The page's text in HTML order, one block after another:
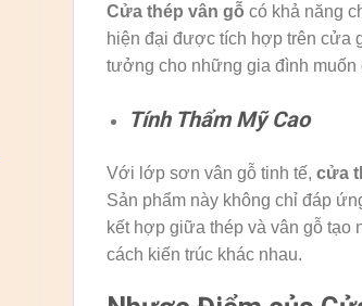
Cửa thép vân gỗ có khả năng
hiện đại được tích hợp trên cửa
tưởng cho những gia đình muốn
Tính Thẩm Mỹ Cao
Với lớp sơn vân gỗ tinh tế, cửa
Sản phẩm này không chỉ đáp
kết hợp giữa thép và vân gỗ
cách kiến trúc khác nhau.